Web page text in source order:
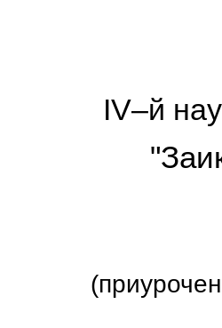
IV–й